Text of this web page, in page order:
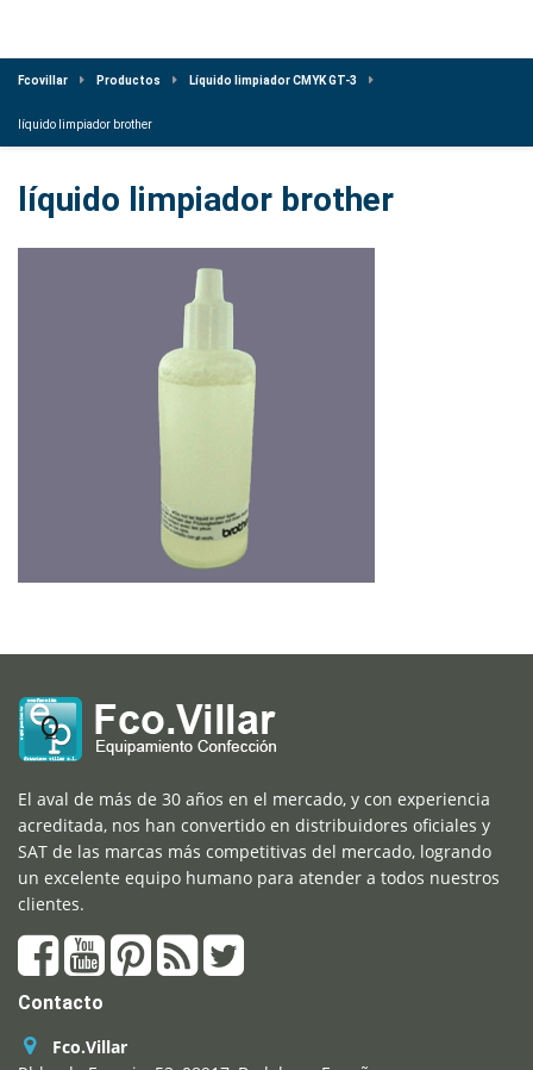
Fcovillar Productos Líquido limpiador CMYK GT-3
líquido limpiador brother
líquido limpiador brother
El aval de más de 30 años en el mercado, y con experiencia
acreditada, nos han convertido en distribuidores oficiales y
SAT de las marcas más competitivas del mercado, logrando
un excelente equipo humano para atender a todos nuestros
clientes.
Contacto
Fco.Villar